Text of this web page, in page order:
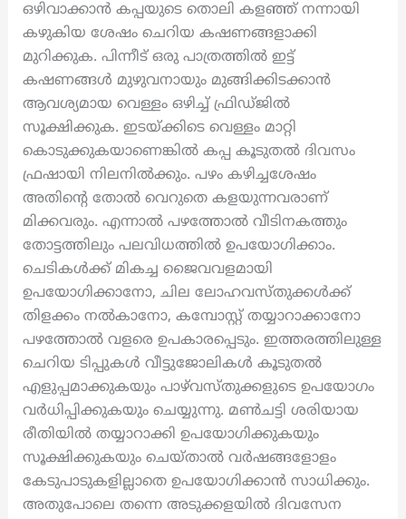
ഒഴിവാക്കാൻ കപ്പയുടെ തൊലി കളഞ്ഞ് നന്നായി
കഴുകിയ ശേഷം ചെറിയ കഷണങ്ങളാക്കി
മുറിക്കുക. പിന്നീട് ഒരു പാത്രത്തിൽ ഇട്ട്
കഷണങ്ങൾ മുഴുവനായും മുങ്ങിക്കിടക്കാൻ
ആവശ്യമായ വെള്ളം ഒഴിച്ച് ഫ്രിഡ്ജിൽ
സൂക്ഷിക്കുക. ഇടയ്ക്കിടെ വെള്ളം മാറ്റി
കൊടുക്കുകയാണെങ്കിൽ കപ്പ കൂടുതൽ ദിവസം
ഫ്രഷായി നിലനിൽക്കും. പഴം കഴിച്ചശേഷം
അതിന്റെ തോൽ വെറുതെ കളയുന്നവരാണ്
മിക്കവരും. എന്നാൽ പഴത്തോൽ വീടിനകത്തും
തോട്ടത്തിലും പലവിധത്തിൽ ഉപയോഗിക്കാം.
ചെടികൾക്ക് മികച്ച ജൈവവളമായി
ഉപയോഗിക്കാനോ, ചില ലോഹവസ്തുക്കൾക്ക്
തിളക്കം നൽകാനോ, കമ്പോസ്റ്റ് തയ്യാറാക്കാനോ
പഴത്തോൽ വളരെ ഉപകാരപ്പെടും. ഇത്തരത്തിലുള്ള
ചെറിയ ടിപ്പുകൾ വീട്ടുജോലികൾ കൂടുതൽ
എളുപ്പമാക്കുകയും പാഴ്‌വസ്തുക്കളുടെ ഉപയോഗം
വർധിപ്പിക്കുകയും ചെയ്യുന്നു. മൺചട്ടി ശരിയായ
രീതിയിൽ തയ്യാറാക്കി ഉപയോഗിക്കുകയും
സൂക്ഷിക്കുകയും ചെയ്താൽ വർഷങ്ങളോളം
കേടുപാടുകളില്ലാതെ ഉപയോഗിക്കാൻ സാധിക്കും.
അതുപോലെ തന്നെ അടുക്കളയിൽ ദിവസേന